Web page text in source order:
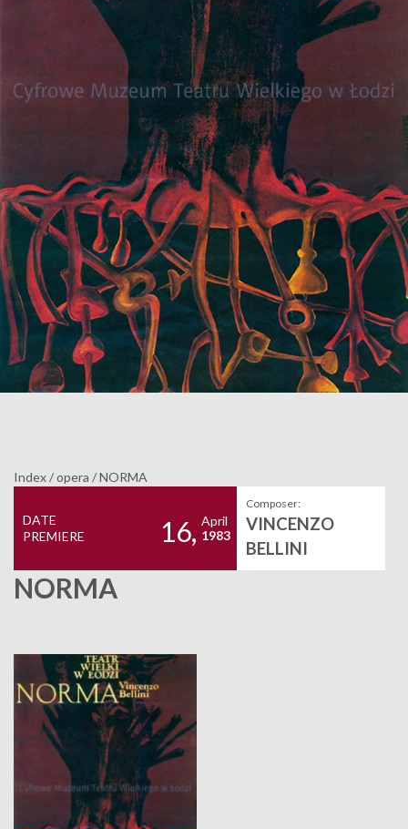
Index/opera /NORMA
DATE
PREMIERE
16, April
1983
Composer:
VINCENZO
BELLINI
NORMA